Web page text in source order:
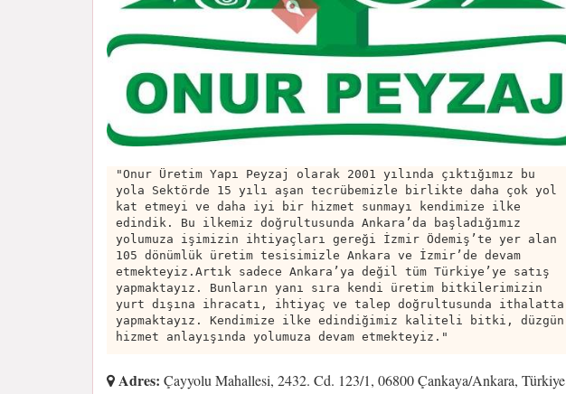
"Onur Üretim Yapı Peyzaj olarak 2001 yılında çıktığımız bu
yola Sektörde 15 yılı aşan tecrübemizle birlikte daha çok yol
kat etmeyi ve daha iyi bir hizmet sunmayı kendimize ilke
edindik. Bu ilkemiz doğrultusunda Ankara’da başladığımız
yolumuza işimizin ihtiyaçları gereği İzmir Ödemiş’te yer alan
105 dönümlük üretim tesisimizle Ankara ve İzmir’de devam
etmekteyiz.Artık sadece Ankara’ya değil tüm Türkiye’ye satış
yapmaktayız. Bunların yanı sıra kendi üretim bitkilerimizin
yurt dışına ihracatı, ihtiyaç ve talep doğrultusunda ithalatta
yapmaktayız. Kendimize ilke edindiğimiz kaliteli bitki, düzgün
hizmet anlayışında yolumuza devam etmekteyiz."
Adres: Çayyolu Mahallesi, 2432. Cd. 123/1, 06800 Çankaya/Ankara, Türkiye